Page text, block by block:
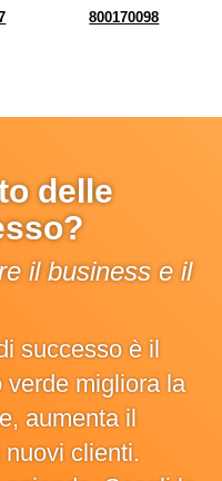
800170098
delle
il business e il
successo è il
verde migliora la
aumenta il
clienti.